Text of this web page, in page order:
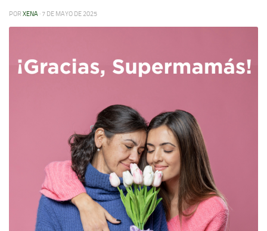
POR XENA · 7 DE MAYO DE 2025